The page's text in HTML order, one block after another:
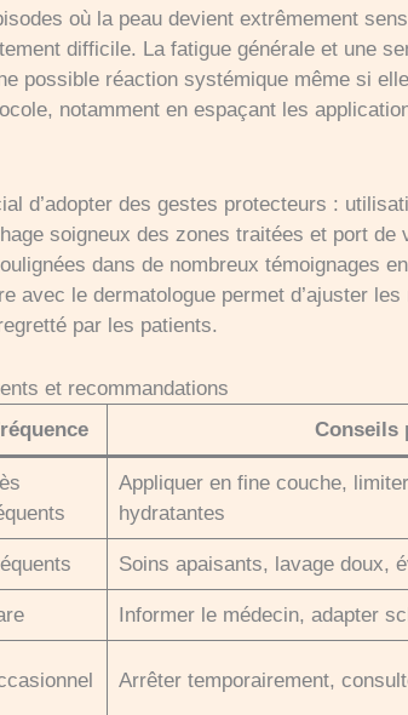
où la peau devient extrêmement
difficile. La fatigue générale et une
possible réaction systémique même si
notamment en espaçant les
d’adopter des gestes protecteurs :
soigneux des zones traitées et port
dans de nombreux témoignages
avec le dermatologue permet d’ajuster
par les patients.
et recommandations
Conseils
Appliquer en fine couche,
hydratantes
Soins apaisants, lavage doux,
Informer le médecin, adapter
Arrêter temporairement,